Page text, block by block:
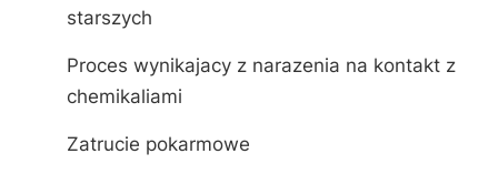
starszych
Proces wynikajacy z narazenia na kontakt z
chemikaliami
Zatrucie pokarmowe